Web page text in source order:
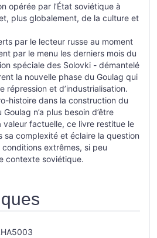
opérée par l’État soviétique à
plus globalement, de la culture et
par le lecteur russe au moment
par le menu les derniers mois du
spéciale des Solovki - démantelé
la nouvelle phase du Goulag qui
répression et d’industrialisation.
histoire dans la construction du
n’a plus besoin d’être
valeur factuelle, ce livre restitue le
sa complexité et éclaire la question
conditions extrêmes, si peu
contexte soviétique.